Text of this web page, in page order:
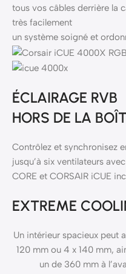
tous vos câbles derrière la
très facilement
un système soigné et
ÉCLAIRAGE RVB
HORS DE LA
Contrôlez et synchronisez
jusqu’à six ventilateurs
CORE et CORSAIR iCUE
EXTREME
Un intérieur spacieux peut
120 mm ou 4 x 140 mm,
un de 360 mm à